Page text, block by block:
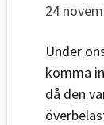
24
Under
komma
då den